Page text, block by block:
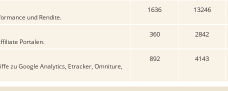
und Rendite.
1636 13246
Portalen.
360 2842
zu Google Analytics, Etracker, Omniture,
892 4143